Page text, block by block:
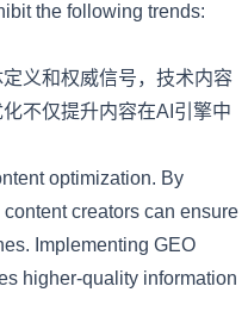
the following trends:
义和权威信号，技术内容
不仅提升内容在AI引擎中
optimization. By
creators can ensure
Implementing GEO
higher-quality information